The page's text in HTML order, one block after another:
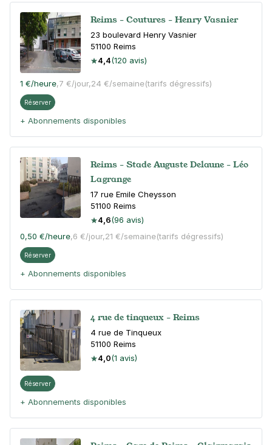
Reims - Coutures - Henry Vasnier
23 boulevard Henry Vasnier
51100 Reims
4,4(120 avis)
1 €/heure,7 €/jour,24 €/semaine(tarifs dégressifs)
Réserver
+ Abonnements disponibles
Reims - Stade Auguste Delaune - Léo
Lagrange
17 rue Emile Cheysson
51100 Reims
4,6(96 avis)
0,50 €/heure,6 €/jour,21 €/semaine(tarifs dégressifs)
Réserver
+ Abonnements disponibles
4 rue de tinqueux - Reims
4 rue de Tinqueux
51100 Reims
4,0(1 avis)
Réserver
+ Abonnements disponibles